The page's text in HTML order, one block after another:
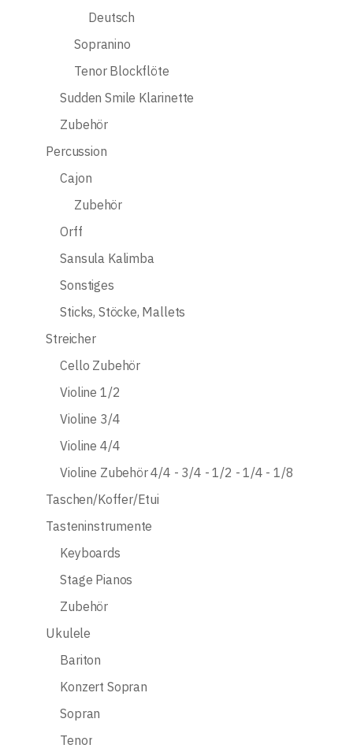
Deutsch
Sopranino
Tenor Blockflöte
Sudden Smile Klarinette
Zubehör
Percussion
Cajon
Zubehör
Orff
Sansula Kalimba
Sonstiges
Sticks, Stöcke, Mallets
Streicher
Cello Zubehör
Violine 1/2
Violine 3/4
Violine 4/4
Violine Zubehör 4/4 - 3/4 - 1/2 - 1/4 - 1/8
Taschen/Koffer/Etui
Tasteninstrumente
Keyboards
Stage Pianos
Zubehör
Ukulele
Bariton
Konzert Sopran
Sopran
Tenor